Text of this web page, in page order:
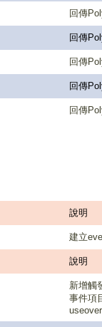
回傳
回傳
回傳
回傳
回傳
說明
建立
說明
新增觸
事件項